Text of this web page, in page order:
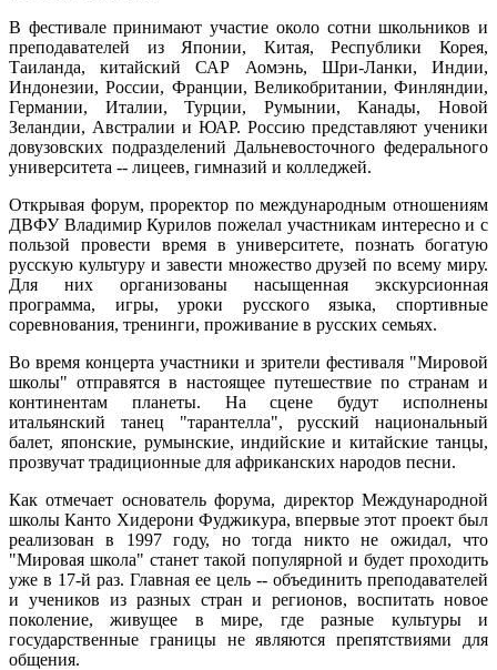
В фестивале принимают участие около сотни школьников и
преподавателей из Японии, Китая, Республики Корея,
Таиланда, китайский САР Аомэнь, Шри-Ланки, Индии,
Индонезии, России, Франции, Великобритании, Финляндии,
Германии, Италии, Турции, Румынии, Канады, Новой
Зеландии, Австралии и ЮАР. Россию представляют ученики
довузовских подразделений Дальневосточного федерального
университета -- лицеев, гимназий и колледжей.
Открывая форум, проректор по международным отношениям
ДВФУ Владимир Курилов пожелал участникам интересно и с
пользой провести время в университете, познать богатую
русскую культуру и завести множество друзей по всему миру.
Для них организованы насыщенная экскурсионная
программа, игры, уроки русского языка, спортивные
соревнования, тренинги, проживание в русских семьях.
Во время концерта участники и зрители фестиваля "Мировой
школы" отправятся в настоящее путешествие по странам и
континентам планеты. На сцене будут исполнены
итальянский танец "тарантелла", русский национальный
балет, японские, румынские, индийские и китайские танцы,
прозвучат традиционные для африканских народов песни.
Как отмечает основатель форума, директор Международной
школы Канто Хидерони Фуджикура, впервые этот проект был
реализован в 1997 году, но тогда никто не ожидал, что
"Мировая школа" станет такой популярной и будет проходить
уже в 17-й раз. Главная ее цель -- объединить преподавателей
и учеников из разных стран и регионов, воспитать новое
поколение, живущее в мире, где разные культуры и
государственные границы не являются препятствиями для
общения.